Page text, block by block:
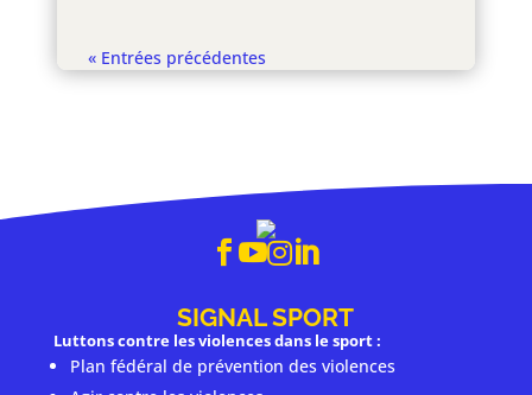
« Entrées précédentes

SIGNAL SPORT
Luttons contre les violences dans le sport :
Plan fédéral de prévention des violences